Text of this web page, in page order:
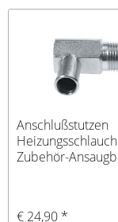
Anschlußstutzen
Zubehör-
€ 24,90 *